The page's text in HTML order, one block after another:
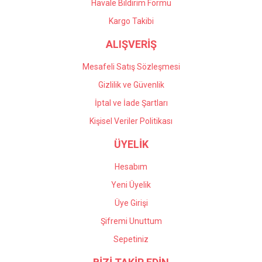
Gönder
Havale Bildirim Formu
Kargo Takibi
ALIŞVERİŞ
Mesafeli Satış Sözleşmesi
Gizlilik ve Güvenlik
İptal ve İade Şartları
Kişisel Veriler Politikası
ÜYELİK
Hesabım
Yeni Üyelik
Üye Girişi
Şifremi Unuttum
Sepetiniz